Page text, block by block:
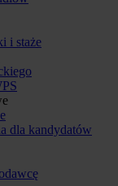
i staże
dla kandydatów